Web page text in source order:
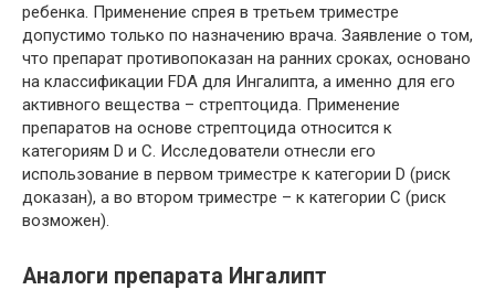
ребенка. Применение спрея в третьем триместре
допустимо только по назначению врача. Заявление о том,
что препарат противопоказан на ранних сроках, основано
на классификации FDA для Ингалипта, а именно для его
активного вещества – стрептоцида. Применение
препаратов на основе стрептоцида относится к
категориям D и C. Исследователи отнесли его
использование в первом триместре к категории D (риск
доказан), а во втором триместре – к категории C (риск
возможен).
Аналоги препарата Ингалипт